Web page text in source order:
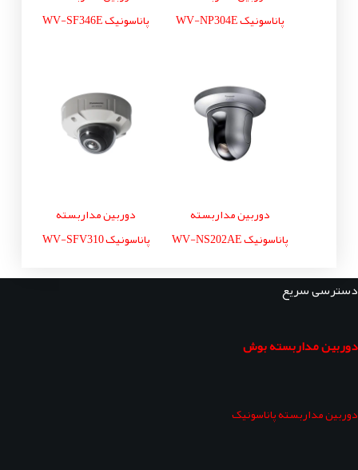
پاناسونیک WV-NP304E
پاناسونیک WV-SF346E
دوربین مداربسته
پاناسونیک WV-NS202AE
دوربین مداربسته
پاناسونیک WV-SFV310
دسترسی سریع
دوربین مداربسته بوش
دوربین مداربسته پاناسونیک